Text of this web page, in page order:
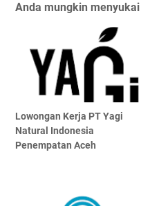
Anda mungkin
Lowongan Kerja PT Yagi
Natural Indonesia
Penempatan Aceh